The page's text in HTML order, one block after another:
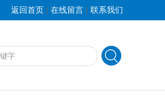
返回首页 | 在线留言 | 联系我们